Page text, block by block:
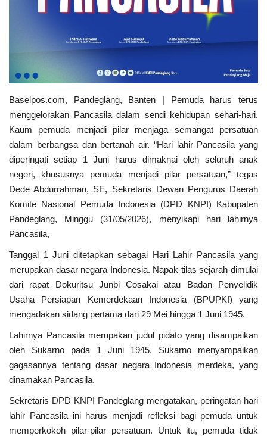
Nasional
Kabupaten
MBG & KDKMP
Politik
Desa & Kelurahan
Pertanian
Kesehatan
Pemerintahan
Bisnis
Kriminal
Polri
Baselpos.com, Pandeglang, Banten | Pemuda harus terus
menggelorakan Pancasila dalam sendi kehidupan sehari-hari.
Kaum pemuda menjadi pilar men­jaga semangat persatuan
dalam berbangsa dan bertanah air. “Hari lahir Pancasila yang
diperingati setiap 1 Juni harus dimaknai oleh seluruh anak
negeri, khususnya pemuda menjadi pilar persatuan,” tegas
Dede Abdurrahman, SE, Sekretaris Dewan Pengurus Daerah
Komite Nasional Pemuda Indonesia (DPD KNPI) Kabupaten
Pandeglang, Minggu (31/05/2026), menyikapi hari lahirnya
Pancasila,
Tanggal 1 Juni ditetapkan sebagai Hari Lahir Pancasila yang
merupakan dasar negara Indonesia. Napak tilas sejarah dimulai
dari rapat Dokuritsu Junbi Cosakai atau Badan Penyelidik
Usaha Persiapan Kemerdekaan Indonesia (BPUPKI) yang
men­gadakan sidang pertama dari 29 Mei hingga 1 Juni 1945.
Lahirnya Pancasila mer­upakan judul pidato yang disam­paikan
oleh Sukarno pada 1 Juni 1945. Sukarno menyampaikan
gagasannya tentang dasar neg­ara Indonesia merdeka, yang
dinamakan Pancasila.
Sekretaris DPD KNPI Pandeglang menga­takan, peringatan hari
lahir Pan­casila ini harus menjadi refleksi bagi pemuda untuk
memperko­koh pilar-pilar persatuan. Untuk itu, pemuda tidak